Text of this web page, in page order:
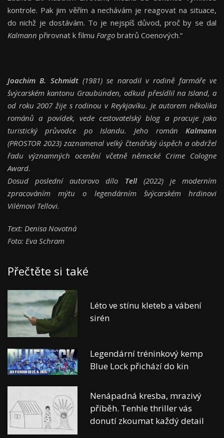
kontrole. Pak jim věřím a nechávám je reagovat na situace,
do nichž je dostávám. To je nejspíš důvod, proč by se dal
Kalmann přirovnat k filmu Fargo bratrů Coenových.“
Joachim B. Schmidt (1981) se narodil v rodině farmáře ve
švýcarském kantonu Graubünden, odkud přesídlil na Island, a
od roku 2007 žije s rodinou v Reykjavíku. Je autorem několika
románů a povídek, vede cestovatelský blog a pracuje jako
turistický průvodce po Islandu. Jeho román Kalmann
(PROSTOR 2023) zaznamenal velký čtenářský úspěch a obdržel
řadu významných ocenění včetně německé Crime Cologne
Award.
Dosud poslední autorovo dílo Tell(2022) je moderním
zpracováním mýtu o legendárním švýcarském hrdinovi
Vilémovi Tellovi.
Text: Denisa Novotná
Foto: Eva Schram
Přečtěte si také
Léto ve stínu kleteb a vábení
sirén
Legendární tréninkový kemp
Blue Lock přichází do kin
Nenápadná kresba, mrazivý
příběh. Tenhle thriller vás
donutí zkoumat každý detail